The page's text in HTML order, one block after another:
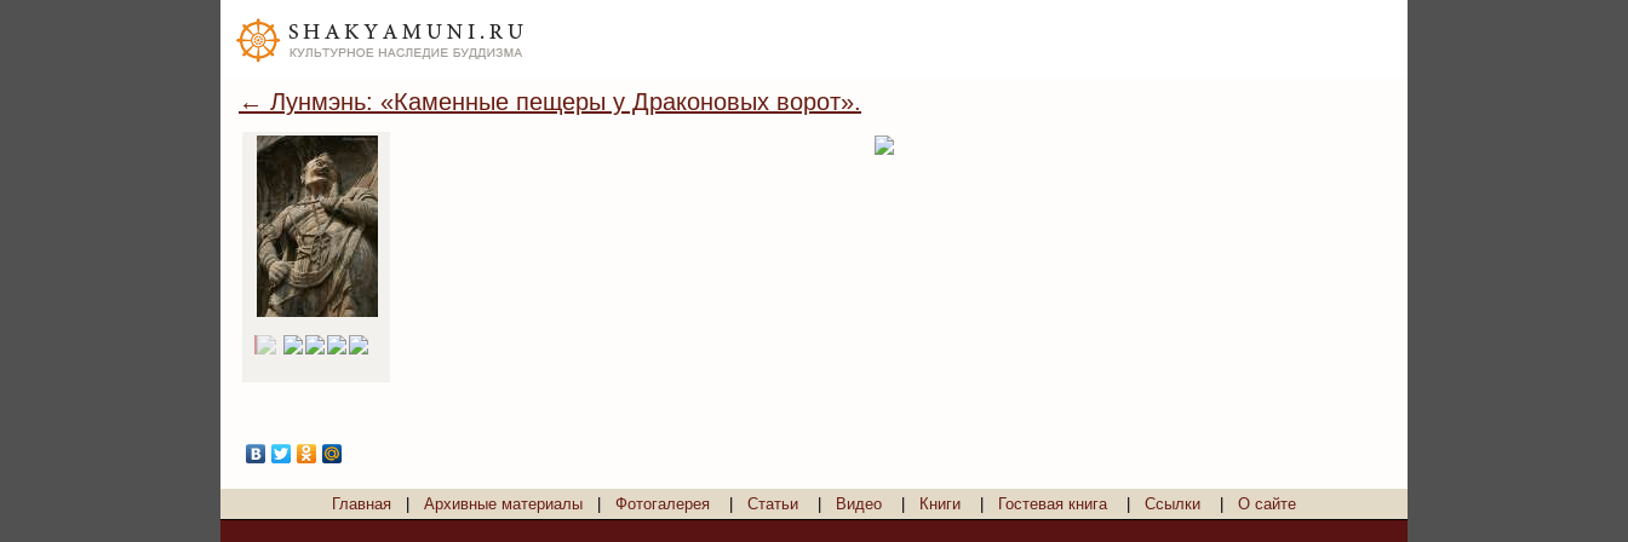
← Лунмэнь: «Каменные пещеры у Драконовых ворот».
Главная Архивные материалы Фотогалерея Статьи Видео Книги Гостевая книга| Ссылки О сайте